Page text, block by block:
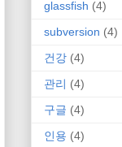
glassfish (4)
subversion (4)
건강 (4)
관리 (4)
구글 (4)
인용 (4)